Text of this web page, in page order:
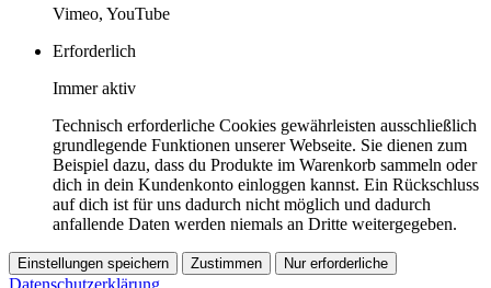
Vimeo, YouTube
Erforderlich
Immer aktiv
Technisch erforderliche Cookies gewährleisten ausschließlich
grundlegende Funktionen unserer Webseite. Sie dienen zum
Beispiel dazu, dass du Produkte im Warenkorb sammeln oder
dich in dein Kundenkonto einloggen kannst. Ein Rückschluss
auf dich ist für uns dadurch nicht möglich und dadurch
anfallende Daten werden niemals an Dritte weitergegeben.
Einstellungen speichern Zustimmen Nur erforderliche
Datenschutzerklärung